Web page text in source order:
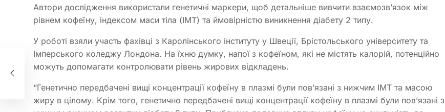
Автори дослідження використали генетичні маркери, щоб детальніше вивчити взаємозв’язок між
рівнем кофеїну, індексом маси тіла (ІМТ) та ймовірністю виникнення діабету 2 типу.
У роботі взяли участь фахівці з Каролінського інституту у Швеції, Брістольського університету та
Імперського коледжу Лондона. На їхню думку, напої з кофеїном, які не містять калорій, потенційно
можуть допомагати контролювати рівень жирових відкладень.
“Генетично передбачені вищі концентрації кофеїну в плазмі були пов’язані з нижчим ІМТ та масою
жиру в цілому. Крім того, генетично передбачені вищі концентрації кофеїну в плазмі були пов’язані з